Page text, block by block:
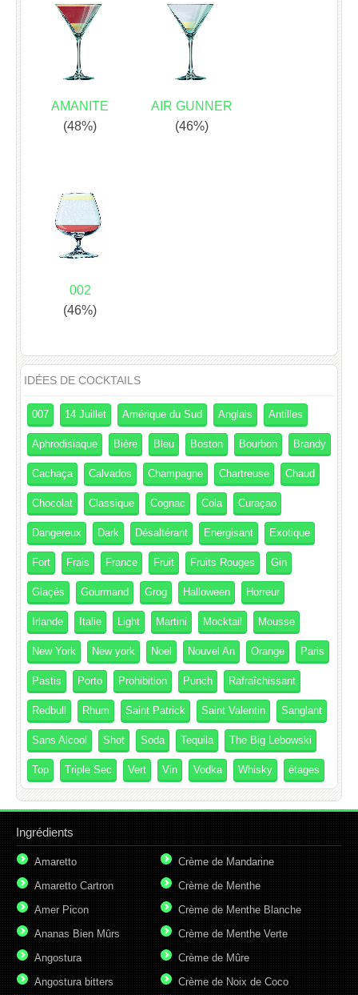
AMANITE
(48%)
AIR GUNNER
(46%)
002
(46%)
IDÉES DE COCKTAILS
007 14 Juillet Amérique du Sud Anglais Antilles
Aphrodisiaque Bière Bleu Boston Bourbon Brandy
Cachaça Calvados Champagne Chartreuse Chaud
Chocolat Classique Cognac Cola Curaçao
Dangereux Dark Désaltérant Energisant Exotique
Fort Frais France Fruit Fruits Rouges Gin
Glaçés Gourmand Grog Halloween Horreur
Irlande Italie Light Martini Mocktail Mousse
New York New york Noel Nouvel An Orange Paris
Pastis Porto Prohibition Punch Rafraîchissant
Redbull Rhum Saint Patrick Saint Valentin Sanglant
Sans Alcool Shot Soda Tequila The Big Lebowski
Top Triple Sec Vert Vin Vodka Whisky étages
Ingrédients
Amaretto
Amaretto Cartron
Amer Picon
Ananas Bien Mûrs
Angostura
Angostura bitters
Crème de Mandarine
Crème de Menthe
Crème de Menthe Blanche
Crème de Menthe Verte
Crème de Mûre
Crème de Noix de Coco